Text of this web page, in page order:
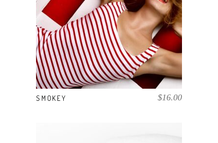
AÑADIR AL CARRITO
SMOKEY $16.00